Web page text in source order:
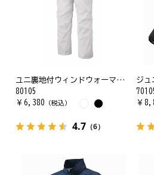
ユニ裏地付ウィンドウォーマーパンツ
80105
￥ 6,380 （税込）
4.7 （6）
￥